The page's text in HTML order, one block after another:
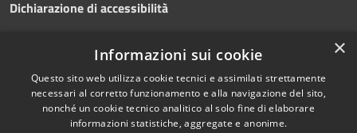
Dichiarazione di accessibilità
RSS
Accessibilità
Copyright © 2023 •
Comune di Noicàttaro
Powered byMunicipium
×
Informazioni sui cookie
Questo sito web utilizza cookie tecnici e assimilati strettamente
necessari al corretto funzionamento e alla navigazione del sito,
nonché un cookie tecnico analitico al solo fine di elaborare
informazioni statistiche, aggregate e anonime.